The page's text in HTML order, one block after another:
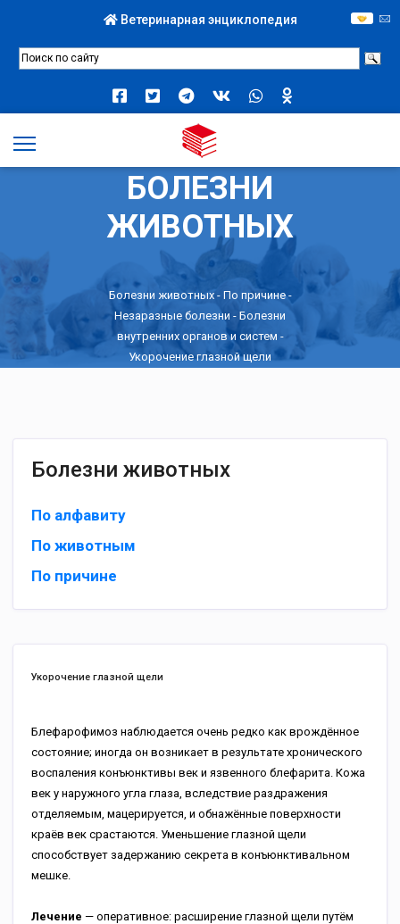
Ветеринарная энциклопедия
БОЛЕЗНИ
ЖИВОТНЫХ
Болезни животных - По причине-
Незаразные болезни - Болезни
внутренних органов и систем -
Укорочение глазной щели
Болезни животных
По алфавиту
По животным
По причине
Укорочение глазной щели
Блефарофимоз наблюдается очень редко как врождённое
состояние; иногда он возникает в результате хронического
воспаления конъюнктивы век и язвенного блефарита. Кожа
век у наружного угла глаза, вследствие раздражения
отделяемым, мацерируется, и обнажённые поверхности
краёв век срастаются. Уменьшение глазной щели
способствует задержанию секрета в конъюнктивальном
мешке.
Лечение — оперативное: расширение глазной щели путём